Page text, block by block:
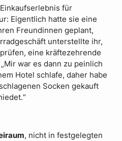
für
Eigentlich hatte sie eine
Freundinnen geplant,
unterstellte ihr,
eine kräftezehrende
war es dann zu peinlich
Hotel schlafe, daher habe
Socken gekauft
, nicht in festgelegten